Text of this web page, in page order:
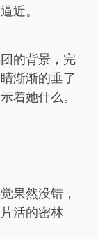
近。
的背景，完
渐渐的垂了
着她什么。
果然没错，
活的密林